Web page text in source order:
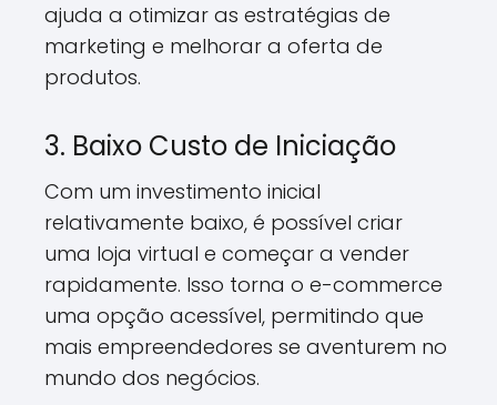
ajuda a otimizar as estratégias de
marketing e melhorar a oferta de
produtos.
3. Baixo Custo de Iniciação
Com um investimento inicial
relativamente baixo, é possível criar
uma loja virtual e começar a vender
rapidamente. Isso torna o e-commerce
uma opção acessível, permitindo que
mais empreendedores se aventurem no
mundo dos negócios.